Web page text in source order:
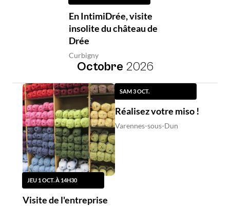
En IntimiDrée, visite
insolite du château de
Drée
Curbigny
Octobre 2026
JEU 1 OCT. À 14H30
Visite de l'entreprise
SAM 3 OCT.
Réalisez votre miso !
Varennes-sous-Dun